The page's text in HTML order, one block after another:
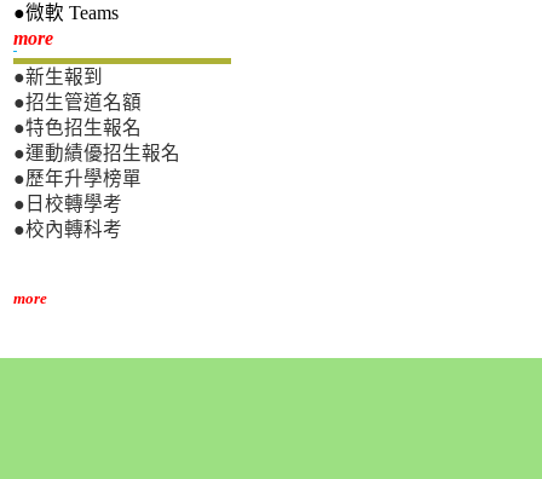
●微軟 Teams
more新生專區
●新生報到
●招生管道名額
●特色招生報名
●運動績優招生報名
●歷年升學榜單
●日校轉學考
●校內轉科考
more